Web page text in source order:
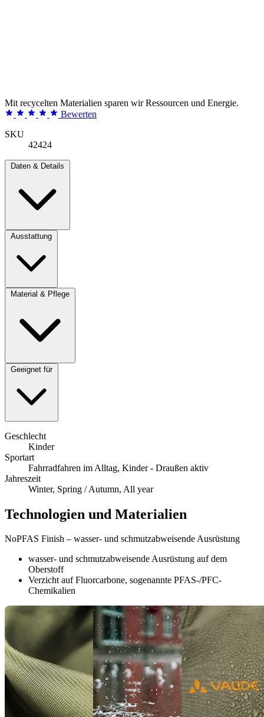
Mit recycelten Materialien sparen wir Ressourcen und Energie.
Bewerten
SKU
42424
Daten & Details
Ausstattung
Material & Pflege
Geeignet für
Geschlecht
Kinder
Sportart
Fahrradfahren im Alltag, Kinder - Draußen aktiv
Jahreszeit
Winter, Spring / Autumn, All year
Technologien und Materialien
NoPFAS Finish – wasser- und schmutzabweisende Ausrüstung
wasser- und schmutzabweisende Ausrüstung auf dem
Oberstoff
Verzicht auf Fluorcarbone, sogenannte PFAS-/PFC-
Chemikalien